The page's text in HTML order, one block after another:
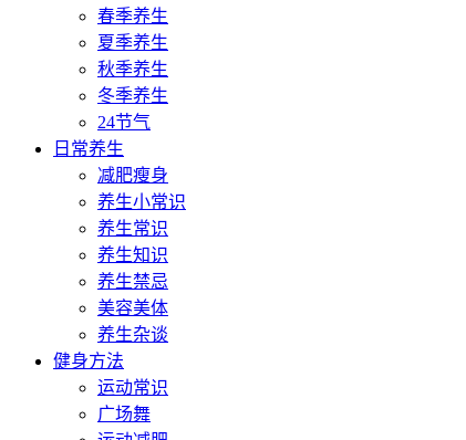
春季养生
夏季养生
秋季养生
冬季养生
24节气
日常养生
减肥瘦身
养生小常识
养生常识
养生知识
养生禁忌
美容美体
养生杂谈
健身方法
运动常识
广场舞